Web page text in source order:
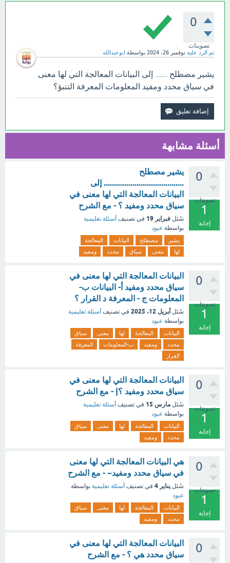
0
تصويتات
تم الرد عليه نوفمبر 26، 2024 بواسطة ابوعبدالله
يشير مصطلح ...... إلى البيانات المعالجة التي لها معنى
في سياق محدد ومفيد المعلومات المعرفة التنبؤ؟
أسئلة مشابهة
0
تصويتات
1
إجابة
يشير مصطلح
....................................... إلى
البيانات المعالجة التي لها معنى في
سياق محدد ومفيد ؟ - مع الشرح
سُئل فبراير 19 في تصنيف أسئلة تعليمية
بواسطة عبود
يشير مصطلح البيانات
المعالجة
لها
معنى سياق محدد ومفيد
0
تصويتات
1
إجابة
البيانات المعالجة التي لها معنى في
سياق محدد ومفيد أ- البيانات ب-
المعلومات ج - المعرفة د القرار ؟
سُئل أبريل 12، 2025 في تصنيف أسئلة تعليمية
بواسطة عبود
البيانات المعالجة لها معنى
سياق
محدد
ومفيد ب-المعلومات
المعرفة
القرار
0
تصويتات
1
إجابة
البيانات المعالجة التي لها معنى في
سياق محدد ومفيد ؟| - مع الشرح
سُئل مارس 15 في تصنيف أسئلة تعليمية
بواسطة عبود
البيانات المعالجة لها معنى
سياق
محدد
ومفيد
0
تصويتات
1
إجابة
هي البيانات المعالجة التي لها معنى
في سياق محدد ومفيد~ - مع الشرح
سُئل يناير 4 في تصنيف أسئلة تعليمية بواسطة
عبود
البيانات المعالجة لها معنى
سياق
محدد
ومفيد
0
البيانات المعالجة التي لها معنى في
سياق محدد هي ؟ - مع الشرح